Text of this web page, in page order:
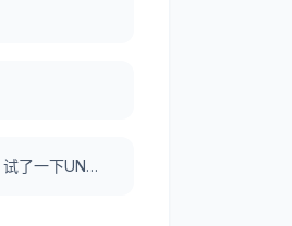
免费ip代理加速器 试了一下UNBLOCKCN，真好用。